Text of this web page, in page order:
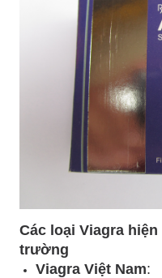
Các loại Viagra
trường
Viagra Việt Nam: